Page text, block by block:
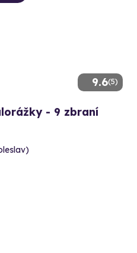
9.6(5)
- 9 zbraní